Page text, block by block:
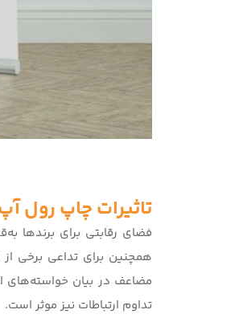
تاثیرات چاپ رول
فضای رقابتی برای برندها
همچنین برای تداعی برخی
مضاعف در بیان خواسته‌های
تداوم ارتباطات نیز موثر است.